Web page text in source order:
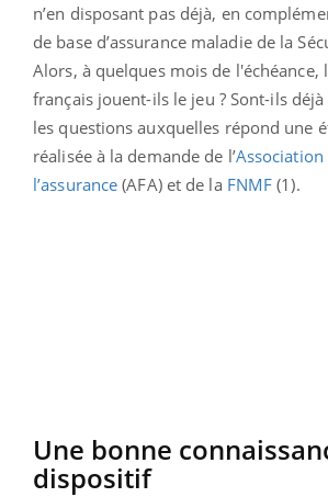
n’en disposant pas déjà, en
de base d’assurance maladie de la
Alors, à quelques mois de l'échéance,
français jouent-ils le jeu ? Sont-ils déjà
les questions auxquelles répond une
réalisée à la demande de l’
l’assurance (AFA) et de la FNMF (1).
Une bonne
dispositif